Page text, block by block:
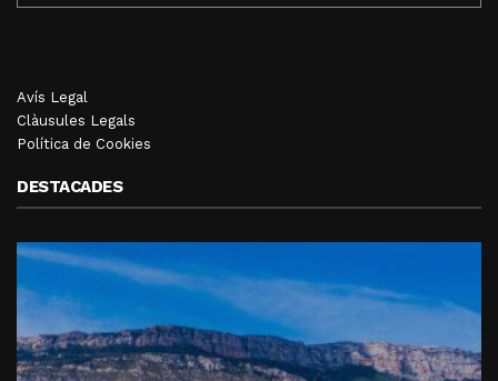
Avís Legal
Clàusules Legals
Política de Cookies
DESTACADES